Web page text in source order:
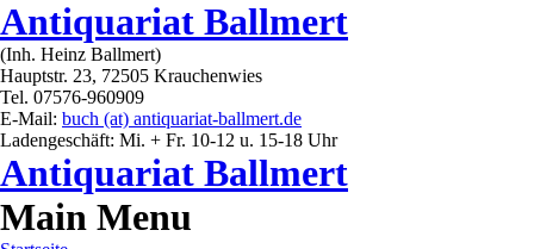
Antiquariat Ballmert
(Inh. Heinz Ballmert)
Hauptstr. 23, 72505 Krauchenwies
Tel. 07576-960909
E-Mail: buch (at) antiquariat-ballmert.de
Ladengeschäft: Mi. + Fr. 10-12 u. 15-18 Uhr
Antiquariat Ballmert
Main Menu